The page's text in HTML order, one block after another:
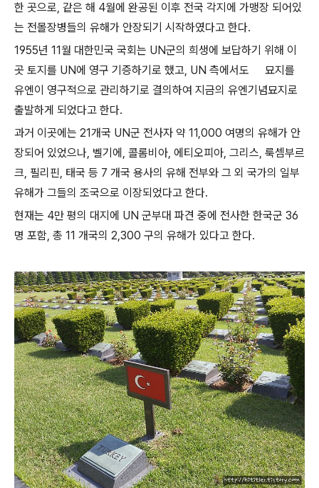
한 곳으로, 같은 해 4월에 완공된 이후 전국 각지에 가맹장 되어있
는 전몰장병들의 유해가 안장되기 시작하였다고 한다.
1955년 11월 대한민국 국회는 UN군의 희생에 보답하기 위해 이
곳 토지를 UN에 영구 기증하기로 했고, UN 측에서도
묘지를
유엔이 영구적으로 관리하기로 결의하여 지금의 유엔기념묘지로
출발하게 되었다고 한다.
과거 이곳에는 21개국 UN군 전사자 약 11,000 여명의 유해가 안
장되어 있었으나, 벨기에, 콜롬비아, 에티오피아, 그리스, 룩셈부르
크, 필리핀, 태국 등 7 개국 용사의 유해 전부와 그 외 국가의 일부
유해가 그들의 조국으로 이장되었다고 한다.
현재는 4만 평의 대지에 UN 군부대 파견 중에 전사한 한국군 36
명 포함, 총 11 개국의 2,300 구의 유해가 있다고 한다.